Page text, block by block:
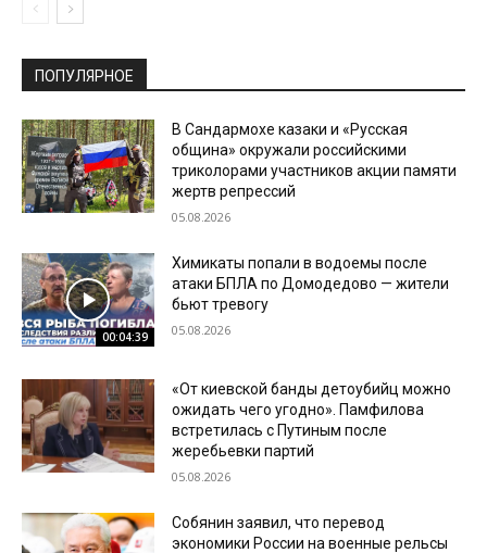
ПОПУЛЯРНОЕ
В Сандармохе казаки и «Русская
община» окружали российскими
триколорами участников акции памяти
жертв репрессий
05.08.2026
00:04:39
Химикаты попали в водоемы после
атаки БПЛА по Домодедово — жители
бьют тревогу
05.08.2026
«От киевской банды детоубийц можно
ожидать чего угодно». Памфилова
встретилась с Путиным после
жеребьевки партий
05.08.2026
Собянин заявил, что перевод
экономики России на военные рельсы